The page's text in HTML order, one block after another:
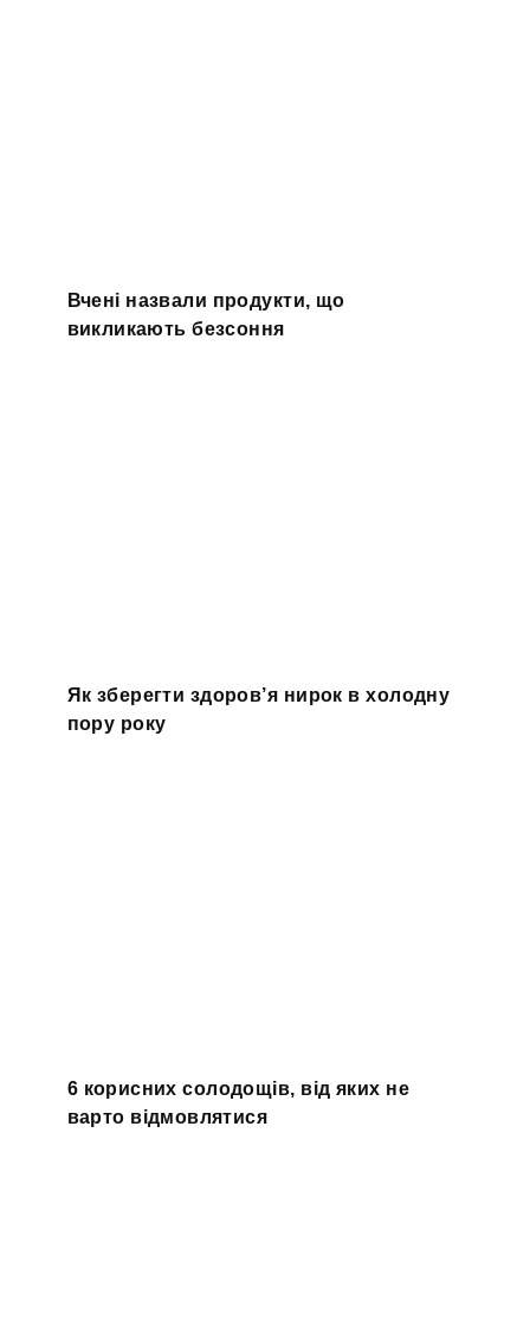
Вчені назвали продукти, що
викликають безсоння
Як зберегти здоров’я нирок в холодну
пору року
6 корисних солодощів, від яких не
варто відмовлятися